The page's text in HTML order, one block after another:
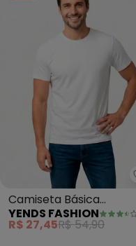
Camiseta Básica
Masculina T-Shirt
(Branco)
YENDS FASHION
R$ 27,45R$ 54,90